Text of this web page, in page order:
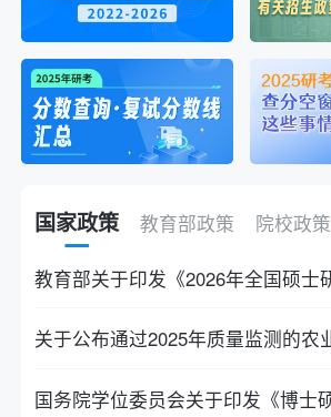
国家政策 教育部政策 院校政策